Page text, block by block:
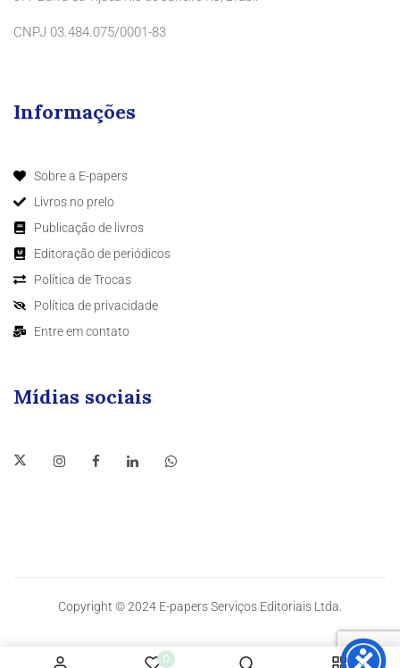
0
CNPJ 03.484.075/0001-83
Informações
Sobre a E-papers
Livros no prelo
Publicação de livros
Editoração de periódicos
Política de Trocas
Política de privacidade
Entre em contato
Mídias sociais
Copyright © 2024 E-papers Serviços Editoriais Ltda.